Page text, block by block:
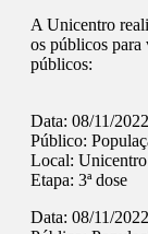
A Unicentro
os públicos
públicos:
Data: 08/11/2022
Público:
Local:
Etapa: 3ª dose
Data: 08/11/2022